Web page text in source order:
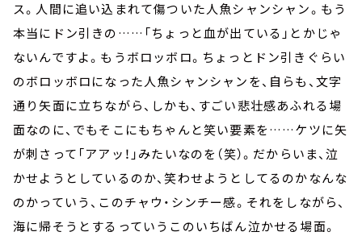
ス。人間に追い込まれて傷ついた人魚シャンシャン。もう
本当にドン引きの……「ちょっと血が出ている」とかじゃ
ないんですよ。もうボロッボロ。ちょっとドン引きぐらい
のボロッボロになった人魚シャンシャンを、自らも、文字
通り矢面に立ちながら、しかも、すごい悲壮感あふれる場
面なのに、でもそこにもちゃんと笑い要素を……ケツに矢
が刺さって「アアッ！」みたいなのを（笑）。だからいま、泣
かせようとしているのか、笑わせようとしてるのかなんな
のかっていう、このチャウ・シンチー感。それをしながら、
海に帰そうとするっていうこのいちばん泣かせる場面。